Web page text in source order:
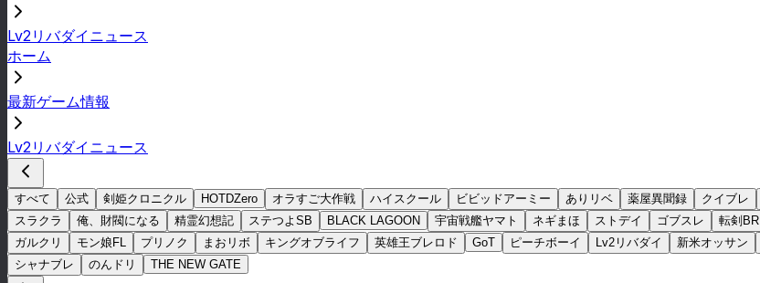
Lv2リバダイニュース
ホーム
最新ゲーム情報
Lv2リバダイニュース
すべて 公式 剣姫クロニクル HOTDZero オラすご大作戦 ハイスクール ビビッドアーミー ありリベ 薬屋異聞録 クイブレ
スラクラ
俺、財閥になる 精霊幻想記 ステつよSB BLACK LAGOON 宇宙戦艦ヤマト ネギまほ ストデイ ゴブスレ 転剣BR
ガルクリ
モン娘FL プリノク まおリボ キングオブライフ 英雄王ブレロド GoT ピーチボーイ Lv2リバダイ 新米オッサン
シャナブレ
のんドリ THE NEW GATE